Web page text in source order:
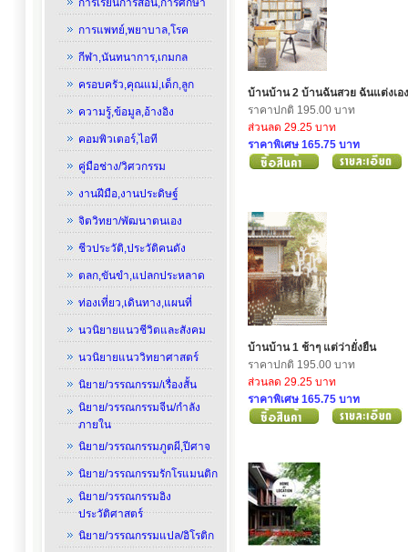
การเรียนการสอน,การศึกษา
การแพทย์,พยาบาล,โรค
กีฬา,นันทนาการ,เกมกล
ครอบครัว,คุณแม่,เด็ก,ลูก
ความรู้,ข้อมูล,อ้างอิง
คอมพิวเตอร์,ไอที
คู่มือช่าง/วิศวกรรม
งานฝีมือ,งานประดิษฐ์
จิตวิทยา/พัฒนาตนเอง
ชีวประวัติ,ประวัติคนดัง
ตลก,ขันขำ,แปลกประหลาด
ท่องเที่ยว,เดินทาง,แผนที่
นวนิยายแนวชีวิตและสังคม
นวนิยายแนววิทยาศาสตร์
นิยาย/วรรณกรรม/เรื่องสั้น
นิยาย/วรรณกรรมจีน/กำลัง
ภายใน
นิยาย/วรรณกรรมภูตผี,ปีศาจ
นิยาย/วรรณกรรมรักโรแมนติก
นิยาย/วรรณกรรมอิง
ประวัติศาสตร์
นิยาย/วรรณกรรมแปล/อิโรติก
บ้านบ้าน 2 บ้านฉันสวย ฉันแต่งเอง
ราคาปกติ 195.00 บาท
ส่วนลด 29.25 บาท
ราคาพิเศษ 165.75 บาท
บ้านบ้าน 1 ช้าๆ แต่ว่ายั่งยืน
ราคาปกติ 195.00 บาท
ส่วนลด 29.25 บาท
ราคาพิเศษ 165.75 บาท